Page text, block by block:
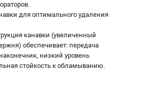
для оптимального удаления
канавки (увеличенный
обеспечивает: передача
низкий уровень
стойкость к обламыванию.